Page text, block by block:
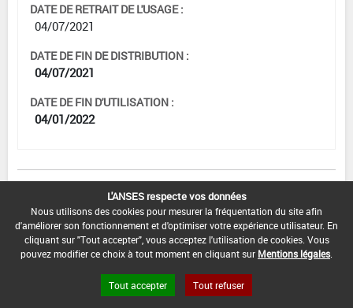
DATE DE RETRAIT DE L'USAGE :
04/07/2021
DATE DE FIN DE DISTRIBUTION :
04/07/2021
DATE DE FIN D'UTILISATION :
04/01/2022
Poireau*Trt Part.Aer.*Mildiou(s)
DOSE MAX
D'EMPLOI
NOMBRE MAX
D'APPLICATION
DÉLAIS AVANT
RÉCOLTE
L'ANSES respecte vos données
Nous utilisons des cookies pour mesurer la fréquentation du site afin
d'améliorer son fonctionnement et d'optimiser votre expérience utilisateur. En
cliquant sur "Tout accepter", vous acceptez l'utilisation de cookies. Vous
pouvez modifier ce choix à tout moment en cliquant sur Mentions légales
Tout accepter Tout refuser